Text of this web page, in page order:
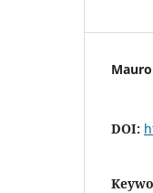
DOI: